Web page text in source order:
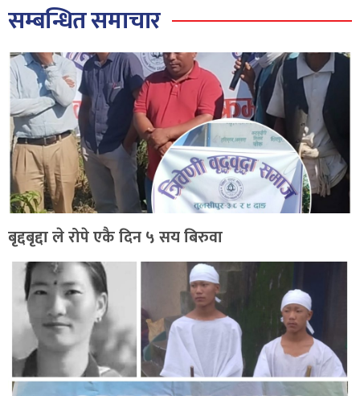
सम्बन्धित समाचार
बृद्दबृद्दा ले रोपे एकै दिन ५ सय बिरुवा